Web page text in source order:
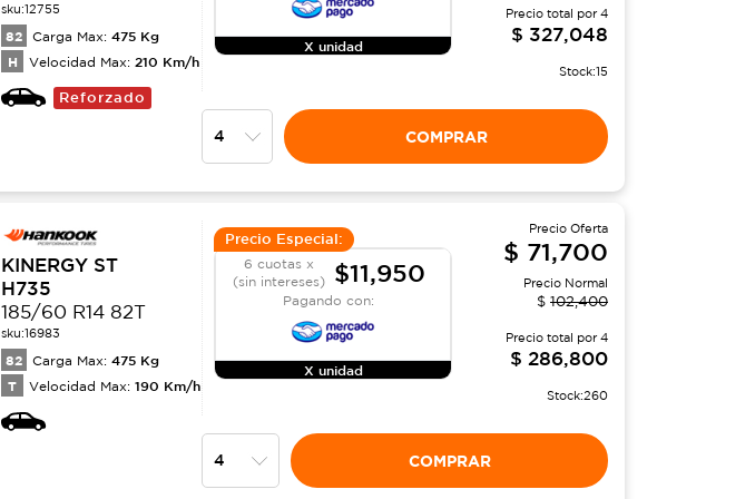
sku:12755
82 Carga Max: 475 Kg
H Velocidad Max: 210 Km/h
Reforzado
X unidad
Precio total por4
$ 327,048
Stock:15
COMPRAR
KINERGY ST
H735
185/60 R14 82T
sku:16983
82 Carga Max: 475 Kg
T Velocidad Max: 190 Km/h
Precio Especial:
6 cuotas x
(sin intereses)
$11,950
Pagando con:
X unidad
Precio Oferta
$ 71,700
Precio Normal
$ 102,400
Precio total por4
$ 286,800
Stock:260
COMPRAR